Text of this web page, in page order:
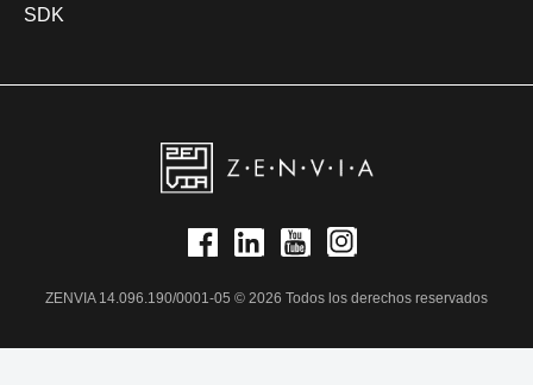
SDK
ZENVIA 14.096.190/0001-05 © 2026 Todos los derechos reservados